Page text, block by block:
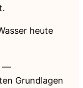
heute
—
Grundlagen